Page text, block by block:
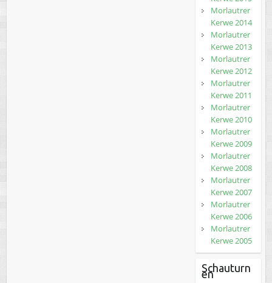
Morlautrer
Kerwe 2014
Morlautrer
Kerwe 2013
Morlautrer
Kerwe 2012
Morlautrer
Kerwe 2011
Morlautrer
Kerwe 2010
Morlautrer
Kerwe 2009
Morlautrer
Kerwe 2008
Morlautrer
Kerwe 2007
Morlautrer
Kerwe 2006
Morlautrer
Kerwe 2005
Schauturn
en